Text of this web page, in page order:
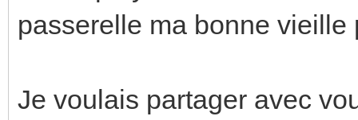
passerelle ma bonne
Je voulais partager avec